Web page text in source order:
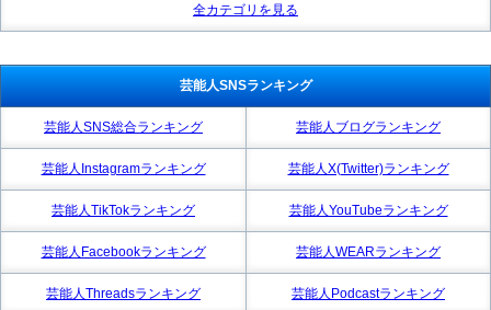
全カテゴリを見る
芸能人SNSランキング
芸能人SNS総合ランキング 芸能人ブログランキング
芸能人Instagramランキング 芸能人X(Twitter)ランキング
芸能人TikTokランキング 芸能人YouTubeランキング
芸能人Facebookランキング 芸能人WEARランキング
芸能人Threadsランキング 芸能人Podcastランキング